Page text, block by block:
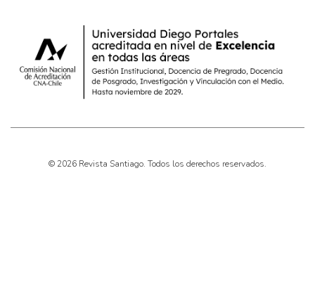
© 2026 Revista Santiago. Todos los derechos reservados.